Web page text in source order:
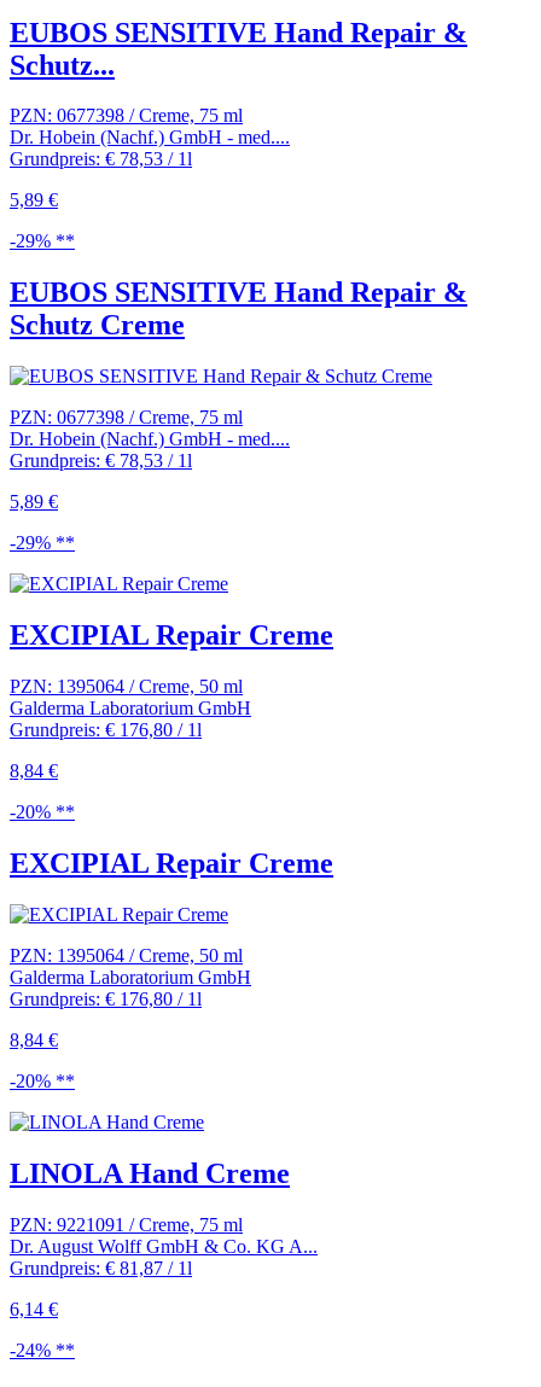
EUBOS SENSITIVE Hand Repair &
Schutz...
PZN: 0677398 / Creme, 75 ml
Dr. Hobein (Nachf.) GmbH - med....
Grundpreis: € 78,53 / 1l
5,89 €
-29% **
EUBOS SENSITIVE Hand Repair &
Schutz Creme
PZN: 0677398 / Creme, 75 ml
Dr. Hobein (Nachf.) GmbH - med....
Grundpreis: € 78,53 / 1l
5,89 €
-29% **
EXCIPIAL Repair Creme
PZN: 1395064 / Creme, 50 ml
Galderma Laboratorium GmbH
Grundpreis: € 176,80 / 1l
8,84 €
-20% **
EXCIPIAL Repair Creme
PZN: 1395064 / Creme, 50 ml
Galderma Laboratorium GmbH
Grundpreis: € 176,80 / 1l
8,84 €
-20% **
LINOLA Hand Creme
PZN: 9221091 / Creme, 75 ml
Dr. August Wolff GmbH & Co. KG A...
Grundpreis: € 81,87 / 1l
6,14 €
-24% **